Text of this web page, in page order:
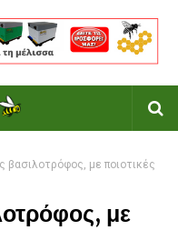
βασιλοτρόφος, με ποιοτικές
με